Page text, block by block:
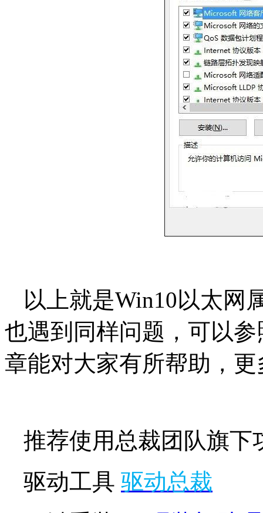
以上就是Win10以太网
也遇到同样问题，可以
章能对大家有所帮助，
推荐使用总裁团队旗下
驱动工具 驱动总裁